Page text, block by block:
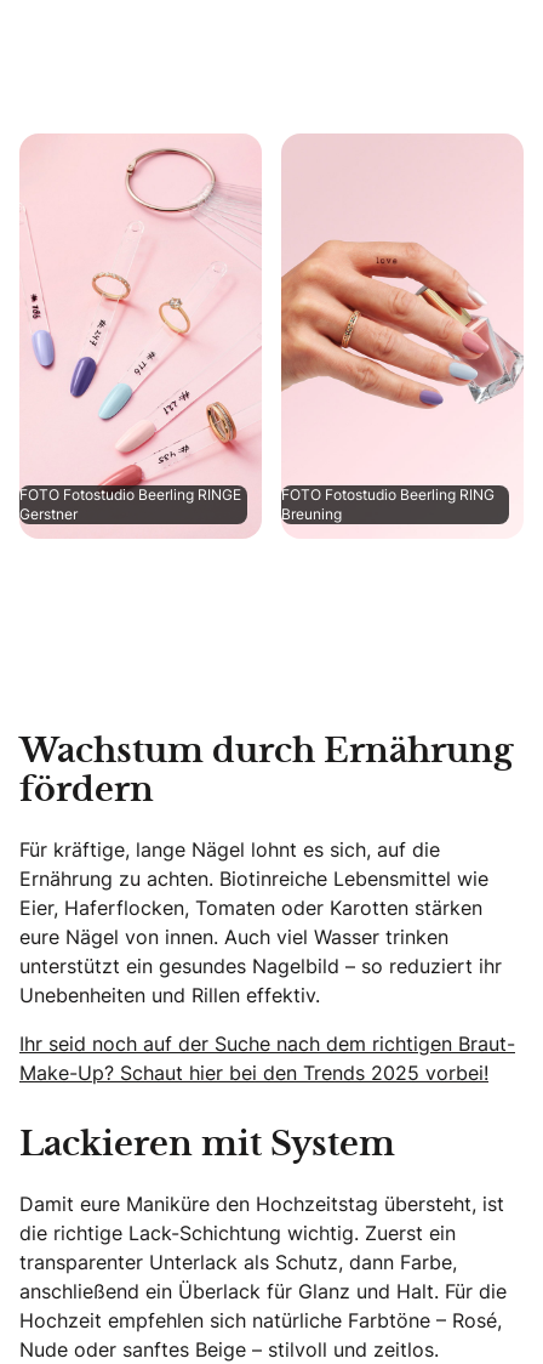
FOTO Fotostudio Beerling RINGE
Gerstner
FOTO Fotostudio Beerling RING
Breuning
Wachstum durch Ernährung
fördern
Für kräftige, lange Nägel lohnt es sich, auf die
Ernährung zu achten. Biotinreiche Lebensmittel wie
Eier, Haferflocken, Tomaten oder Karotten stärken
eure Nägel von innen. Auch viel Wasser trinken
unterstützt ein gesundes Nagelbild – so reduziert ihr
Unebenheiten und Rillen effektiv.
Ihr seid noch auf der Suche nach dem richtigen Braut-
Make-Up? Schaut hier bei den Trends 2025 vorbei!
Lackieren mit System
Damit eure Maniküre den Hochzeitstag übersteht, ist
die richtige Lack-Schichtung wichtig. Zuerst ein
transparenter Unterlack als Schutz, dann Farbe,
anschließend ein Überlack für Glanz und Halt. Für die
Hochzeit empfehlen sich natürliche Farbtöne – Rosé,
Nude oder sanftes Beige – stilvoll und zeitlos.